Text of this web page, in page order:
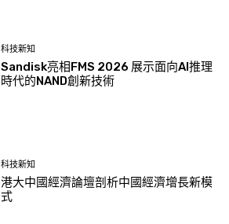
科技新知
Sandisk亮相FMS 2026 展示面向AI推理
時代的NAND創新技術
科技新知
港大中國經濟論壇剖析中國經濟增長新模
式